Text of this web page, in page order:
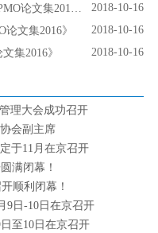
2018-10-16
2018-10-16
文集2016》
2018-10-16
集2016》
理大会成功召开
会副主席
于11月在京召开
满闭幕！
顺利闭幕！
9日-10日在京召开
至10日在京召开